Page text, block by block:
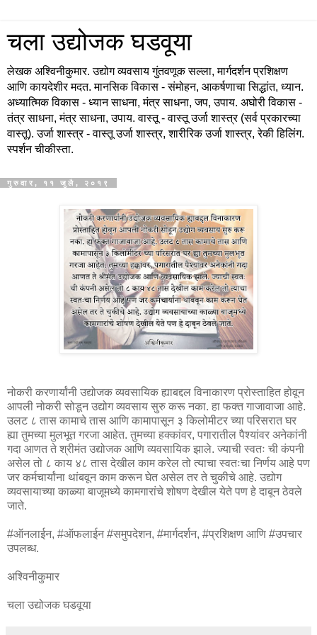
चला उद्योजक घडवूया
लेखक अश्विनीकुमार. उद्योग व्यवसाय गुंतवणूक सल्ला, मार्गदर्शन प्रशिक्षण
आणि कायदेशीर मदत. मानसिक विकास - संमोहन, आकर्षणाचा सिद्धांत, ध्यान.
अध्यात्मिक विकास - ध्यान साधना, मंत्र साधना, जप, उपाय. अघोरी विकास -
तंत्र साधना, मंत्र साधना, उपाय. वास्तू - वास्तू उर्जा शास्त्र (सर्व प्रकारच्या
वास्तू). उर्जा शास्त्र - वास्तू उर्जा शास्त्र, शारीरिक उर्जा शास्त्र, रेकी हिलिंग.
स्पर्शन चीकीस्ता.
गुरुवार, ११ जुलै, २०१९
नोकरी करणार्यांनी उद्योजक व्यवसायिक ह्याबद्दल विनाकारण प्रोस्ताहित होवून
आपली नोकरी सोडून उद्योग व्यवसाय सुरु करू नका. हा फक्त गाजावाजा आहे.
उलट ८ तास कामाचे तास आणि कामापासून ३ किलोमीटर च्या परिसरात घर
ह्या तुमच्या मुलभूत गरजा आहेत. तुमच्या हक्कांवर, पगारातील पैश्यांवर अनेकांनी
गदा आणत ते श्रीमंत उद्योजक आणि व्यवसायिक झाले. ज्याची स्वतः ची कंपनी
असेल तो ८ काय ४८ तास देखील काम करेल तो त्याचा स्वतःचा निर्णय आहे पण
जर कर्मचार्यांना थांबवून काम करून घेत असेल तर ते चुकीचे आहे. उद्योग
व्यवसायाच्या काळ्या बाजूमध्ये कामगारांचे शोषण देखील येते पण हे दाबून ठेवले
जाते.
#ऑनलाईन, #ऑफलाईन #समुपदेशन, #मार्गदर्शन, #प्रशिक्षण आणि #उपचार
उपलब्ध.
अश्विनीकुमार
चला उद्योजक घडवूया